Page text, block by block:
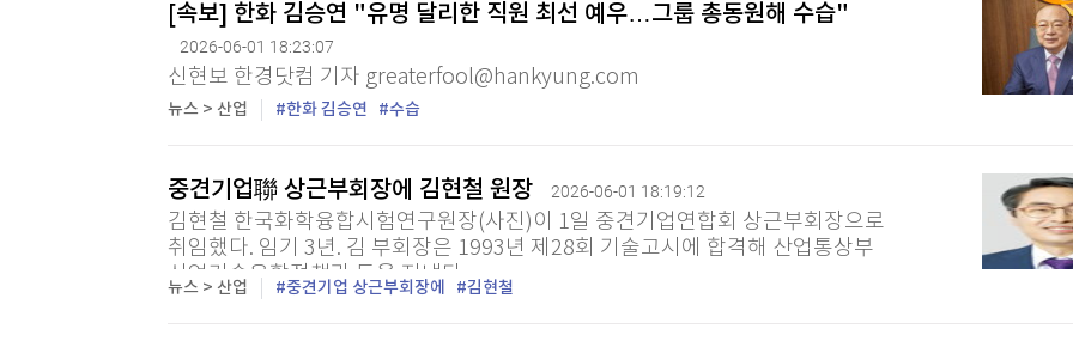
[속보] 한화 김승연 "유명 달리한 직원 최선 예우…그룹 총동원해 수습"
2026-06-01 18:23:07
신현보 한경닷컴 기자 greaterfool@hankyung.com
뉴스 > 산업 한화 김승연 수습
중견기업聯 상근부회장에 김현철 원장 2026-06-01 18:19:12
김현철 한국화학융합시험연구원장(사진)이 1일 중견기업연합회 상근부회장으로
취임했다. 임기 3년. 김 부회장은 1993년 제28회 기술고시에 합격해 산업통상부
산업기술융합정책관 등을 지냈다.
뉴스 > 산업 중견기업 상근부회장에 김현철